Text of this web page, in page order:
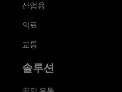
산업용
의료
교통
솔루션